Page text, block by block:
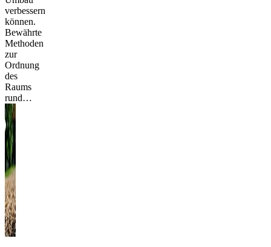
verbessern
können.
Bewährte
Methoden
zur
Ordnung
des
Raums
rund…